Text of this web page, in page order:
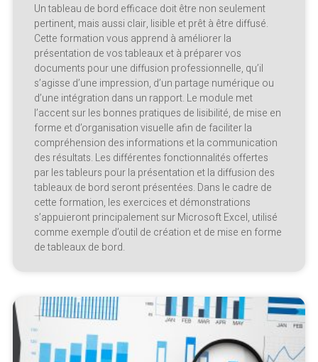
Un tableau de bord efficace doit être non seulement
pertinent, mais aussi clair, lisible et prêt à être diffusé.
Cette formation vous apprend à améliorer la
présentation de vos tableaux et à préparer vos
documents pour une diffusion professionnelle, qu’il
s’agisse d’une impression, d’un partage numérique ou
d’une intégration dans un rapport. Le module met
l’accent sur les bonnes pratiques de lisibilité, de mise en
forme et d’organisation visuelle afin de faciliter la
compréhension des informations et la communication
des résultats. Les différentes fonctionnalités offertes
par les tableurs pour la présentation et la diffusion des
tableaux de bord seront présentées. Dans le cadre de
cette formation, les exercices et démonstrations
s’appuieront principalement sur Microsoft Excel, utilisé
comme exemple d’outil de création et de mise en forme
de tableaux de bord.